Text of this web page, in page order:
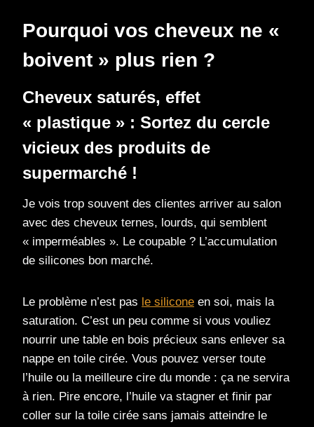
Pourquoi vos cheveux ne «
boivent » plus rien ?
Cheveux saturés, effet
« plastique » : Sortez du cercle
vicieux des produits de
supermarché !
Je vois trop souvent des clientes arriver au salon
avec des cheveux ternes, lourds, qui semblent
« imperméables ». Le coupable ? L’accumulation
de silicones bon marché.
Le problème n’est pas le silicone en soi, mais la
saturation. C’est un peu comme si vous vouliez
nourrir une table en bois précieux sans enlever sa
nappe en toile cirée. Vous pouvez verser toute
l’huile ou la meilleure cire du monde : ça ne servira
à rien. Pire encore, l’huile va stagner et finir par
coller sur la toile cirée sans jamais atteindre le